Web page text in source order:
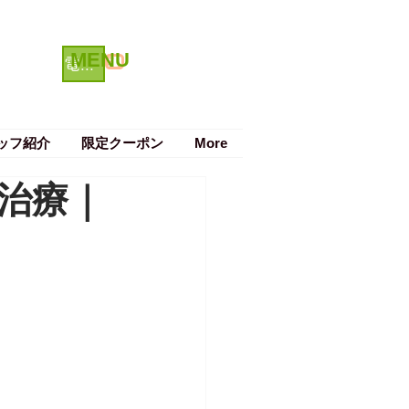
電話で予約する クーポン
MENU
フ紹介 限定クーポン More
療｜